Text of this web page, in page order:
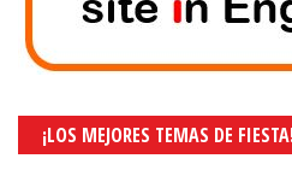
¡LOS MEJORES TEMAS DE